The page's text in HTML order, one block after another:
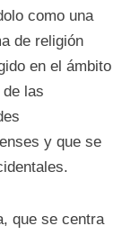
como una
de religión
en el ámbito
las
y que se
que se centra